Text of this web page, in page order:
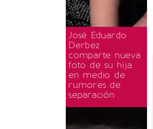
José Eduardo
Derbez
comparte nueva
foto de su hija
en medio de
rumores de
separación